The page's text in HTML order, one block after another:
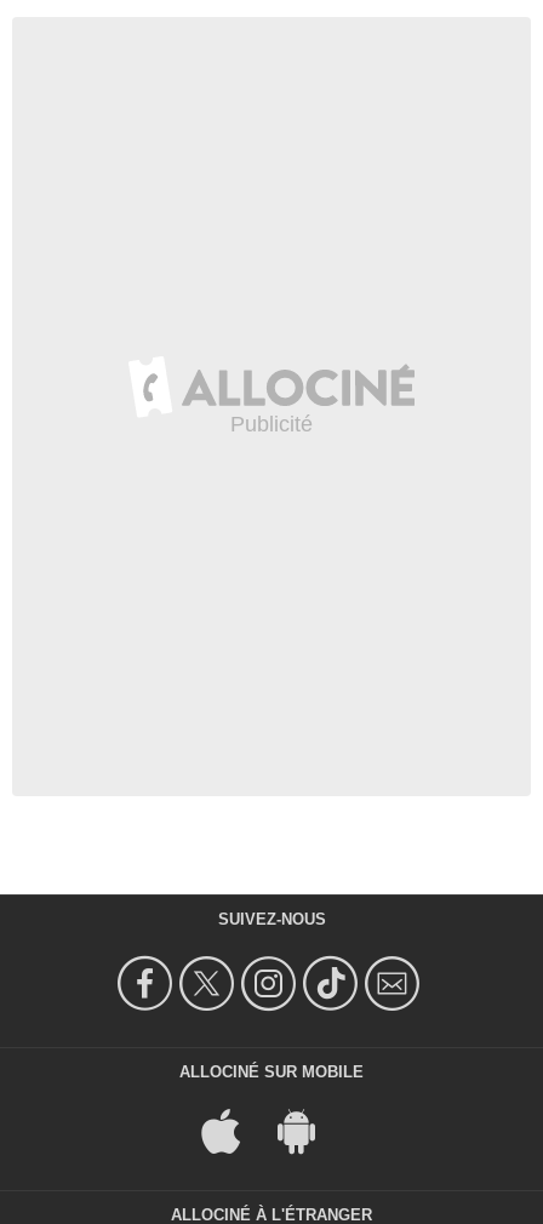
SUIVEZ-NOUS
ALLOCINÉ SUR MOBILE
ALLOCINÉ À L'ÉTRANGER